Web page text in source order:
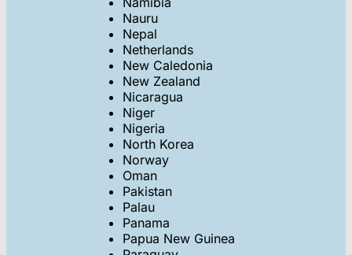
Nauru
Nepal
Netherlands
New Caledonia
New Zealand
Nicaragua
Niger
Nigeria
North Korea
Norway
Oman
Pakistan
Palau
Panama
Papua New Guinea